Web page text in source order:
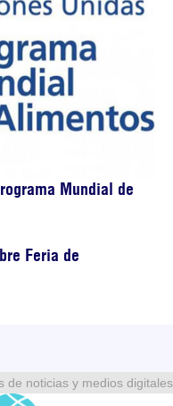
Mundial de
Feria de
de noticias y medios digitales